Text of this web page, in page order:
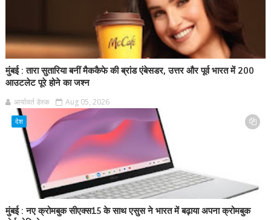
मुंबई : तारा सुतारिया बनीं मैककैफे की ब्रांड एंबेसडर, उत्तर और पूर्व भारत में 200
आउटलेट पूरे होने का जश्न
आर्यावर्त डेस्क Aug 05, 2026
देश
मुंबई : नए क्रोमबुक सीएक्स15 के साथ एसुस ने भारत में बढ़ाया अपना क्रोमबुक